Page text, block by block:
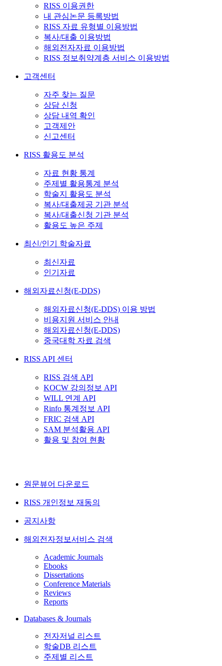
RISS 이용권한
내 관심논문 등록방법
RISS 자료 유형별 이용방법
복사/대출 이용방법
해외전자자료 이용방법
RISS 정보취약계층 서비스 이용방법
고객센터
자주 찾는 질문
상담 신청
상담 내역 확인
고객제안
신고센터
RISS 활용도 분석
자료 현황 통계
주제별 활용통계 분석
학술지 활용도 분석
복사/대출제공 기관 분석
복사/대출신청 기관 분석
활용도 높은 주제
최신/인기 학술자료
최신자료
인기자료
해외자료신청(E-DDS)
해외자료신청(E-DDS) 이용 방법
비용지원 서비스 안내
해외자료신청(E-DDS)
중국대학 자료 검색
RISS API 센터
RISS 검색 API
KOCW 강의정보 API
WILL 연계 API
Rinfo 통계정보 API
FRIC 검색 API
SAM 분석활용 API
활용 및 참여 현황
원문뷰어 다운로드
RISS 개인정보 재동의
공지사항
해외전자정보서비스 검색
Academic Journals
Ebooks
Dissertations
Conference Materials
Reviews
Reports
Databases & Journals
전자저널 리스트
학술DB 리스트
주제별 리스트